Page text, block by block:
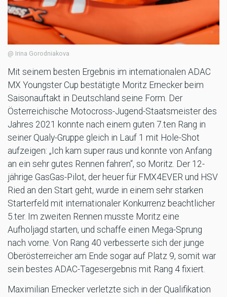
@ Irina Gorodniakova
Mit seinem besten Ergebnis im internationalen ADAC
MX Youngster Cup bestätigte Moritz Ernecker beim
Saisonauftakt in Deutschland seine Form. Der
Österreichische Motocross-Jugend-Staatsmeister des
Jahres 2021 konnte nach einem guten 7.ten Rang in
seiner Qualy-Gruppe gleich in Lauf 1 mit Hole-Shot
aufzeigen: „Ich kam super raus und konnte von Anfang
an ein sehr gutes Rennen fahren“, so Moritz. Der 12-
jährige GasGas-Pilot, der heuer für FMX4EVER und HSV
Ried an den Start geht, wurde in einem sehr starken
Starterfeld mit internationaler Konkurrenz beachtlicher
5.ter. Im zweiten Rennen musste Moritz eine
Aufholjagd starten, und schaffe einen Mega-Sprung
nach vorne. Von Rang 40 verbesserte sich der junge
Oberösterreicher am Ende sogar auf Platz 9, somit war
sein bestes ADAC-Tagesergebnis mit Rang 4 fixiert.
Maximilian Ernecker verletzte sich in der Qualifikation